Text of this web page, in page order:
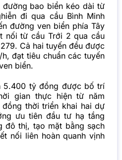
bao biển kéo dài từ
đi qua cầu Bình Minh
đường ven biển phía Tây
nối từ cầu Trới 2 qua cầu
Cả hai tuyến đều được
đạt tiêu chuẩn các tuyến
biển.
5.400 tỷ đồng được bố trí
gian thực hiện từ năm
thời triển khai hai dự
ưu tiên đầu tư hạ tầng
đô thị, tạo mặt bằng sạch
nối liên hoàn quanh vịnh